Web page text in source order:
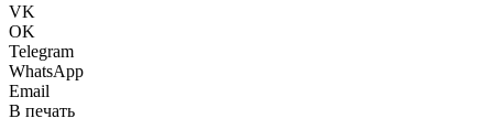
VK
OK
Telegram
WhatsApp
Email
В печать